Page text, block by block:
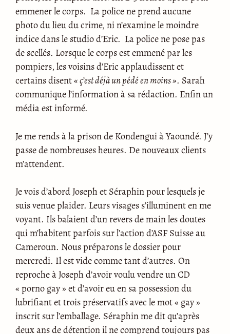
emmener le corps. La police ne prend aucune
photo du lieu du crime, ni n’examine le moindre
indice dans le studio d’Eric. La police ne pose pas
de scellés. Lorsque le corps est emmené par les
pompiers, les voisins d’Eric applaudissent et
certains disent« ç’est déjà un pédé en moins ». Sarah
communique l’information à sa rédaction. Enfin un
média est informé.
Je me rends à la prison de Kondengui à Yaoundé. J’y
passe de nombreuses heures. De nouveaux clients
m’attendent.
Je vois d’abord Joseph et Séraphin pour lesquels je
suis venue plaider. Leurs visages s’illuminent en me
voyant. Ils balaient d’un revers de main les doutes
qui m’habitent parfois sur l’action d’ASF Suisse au
Cameroun. Nous préparons le dossier pour
mercredi. Il est vide comme tant d’autres. On
reproche à Joseph d’avoir voulu vendre un CD
« porno gay » et d’avoir eu en sa possession du
lubrifiant et trois préservatifs avec le mot « gay »
inscrit sur l’emballage. Séraphin me dit qu’après
deux ans de détention il ne comprend toujours pas